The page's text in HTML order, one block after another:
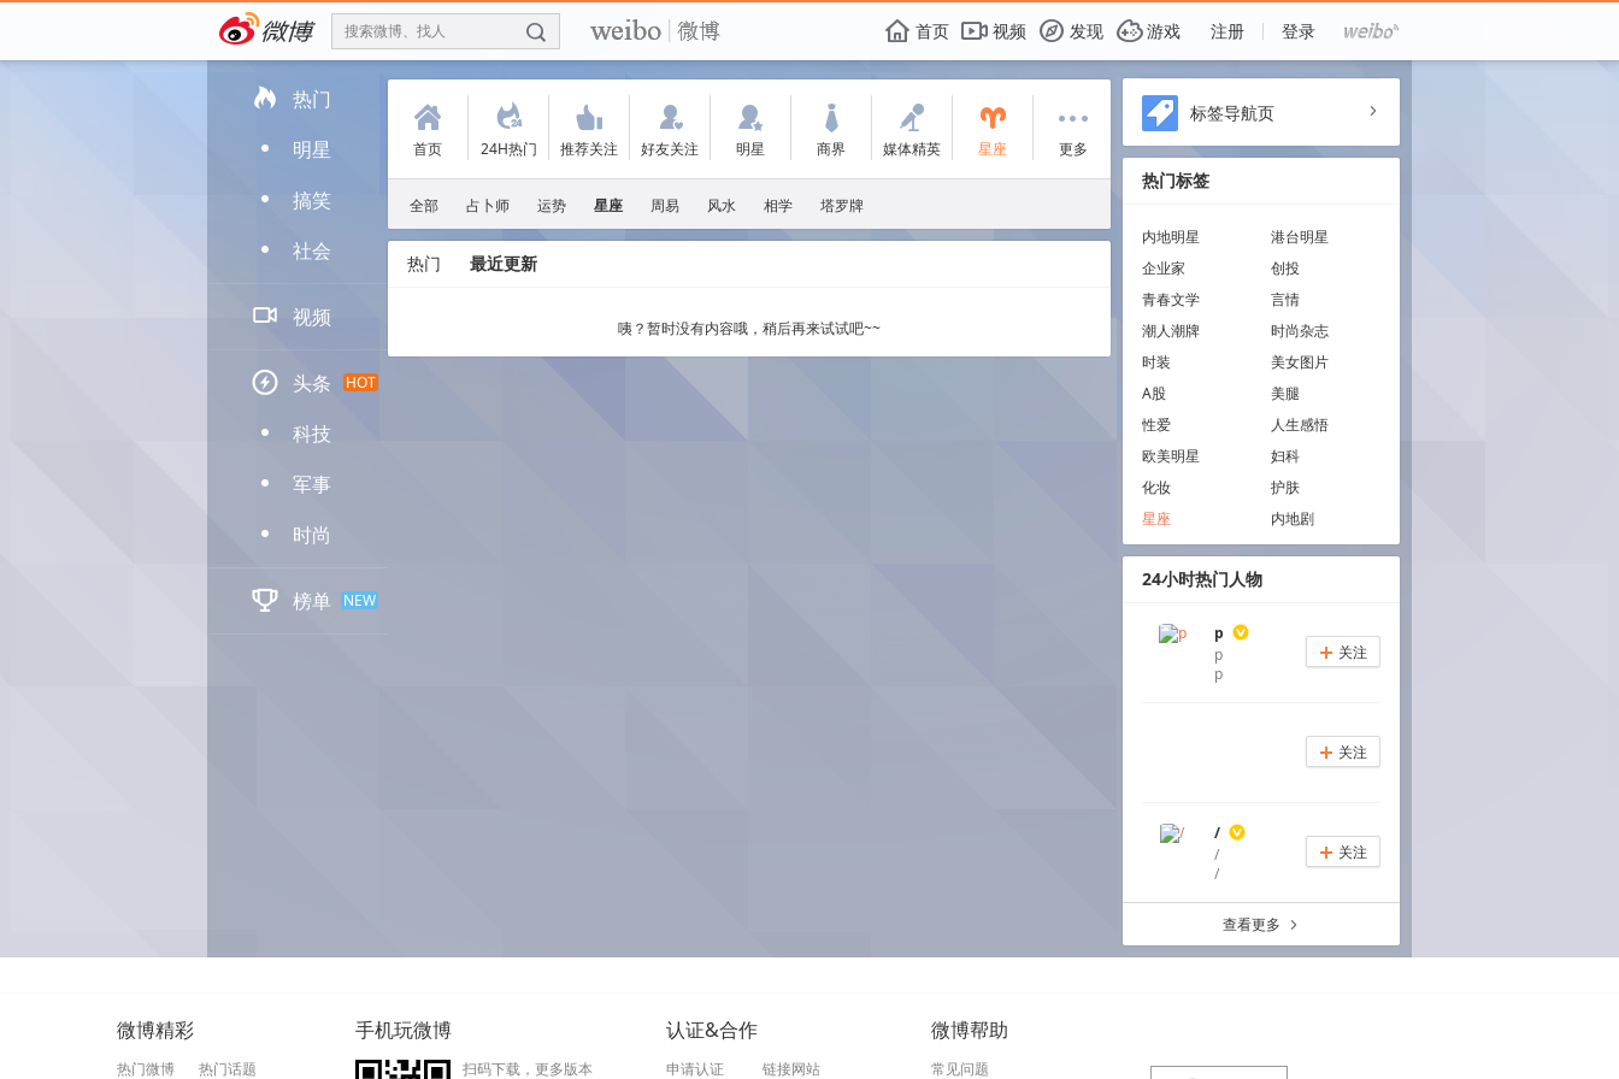
搜索微博、找人 f E 首页  视频 F 发现 G游戏 注册 登录
 热门
D 明星
D 搞笑
D 社会
 视频
 头条 HOT
D 科技
D 军事
D 时尚
 榜单 NEW
(
首页
.
24H热门
'
推荐关注
:
好友关注
w
明星
+
商界
-
媒体精英
Y
星座
i
更多
全部 占卜师 运势 星座 周易 风水 相学 塔罗牌
热门 最近更新
咦？暂时没有内容哦，稍后再来试试吧~~
标签导航页 a
热门标签
内地明星
港台明星
企业家
创投
青春文学
言情
潮人潮牌
时尚杂志
时装
美女图片
A股
美腿
性爱
人生感悟
欧美明星
妇科
化妆
护肤
星座
内地剧
24小时热门人物
p
p
p
+ 关注
+ 关注
/
/
/
+ 关注
查看更多 a
微博精彩
热门微博 热门话题
手机玩微博
扫码下载，更多版本
认证&合作
申请认证 链接网站
微博帮助
常见问题